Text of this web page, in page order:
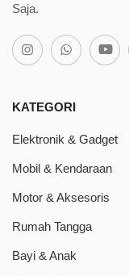
Saja.
KATEGORI
Elektronik & Gadget
Mobil & Kendaraan
Motor & Aksesoris
Rumah Tangga
Bayi & Anak